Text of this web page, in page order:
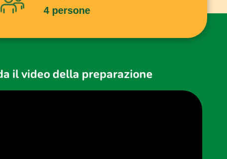
4 persone
il video della preparazione